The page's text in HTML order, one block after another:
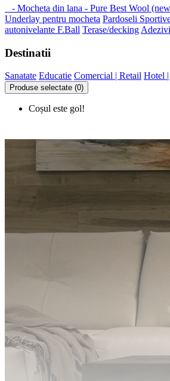
- Mocheta din lana - Pure Best Wool
Underlay pentru mocheta Pardoseli
autonivelante F.Ball Terase/decking
Destinatii
Sanatate Educatie Comercial | Retail Hotel |
Produse selectate (0)
Coșul este gol!